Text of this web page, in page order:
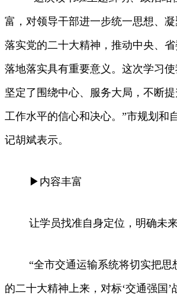
富，对领导干部进一步统一思想、
落实党的二十大精神，推动中央、
落地落实具有重要意义。这次学习
坚定了围绕中心、服务大局，不断
工作水平的信心和决心。”市规划和
记胡斌表示。
▶内容丰富
让学员找准自身定位，明确未来
“全市交通运输系统将切实把思
的二十大精神上来，对标‘交通强国’